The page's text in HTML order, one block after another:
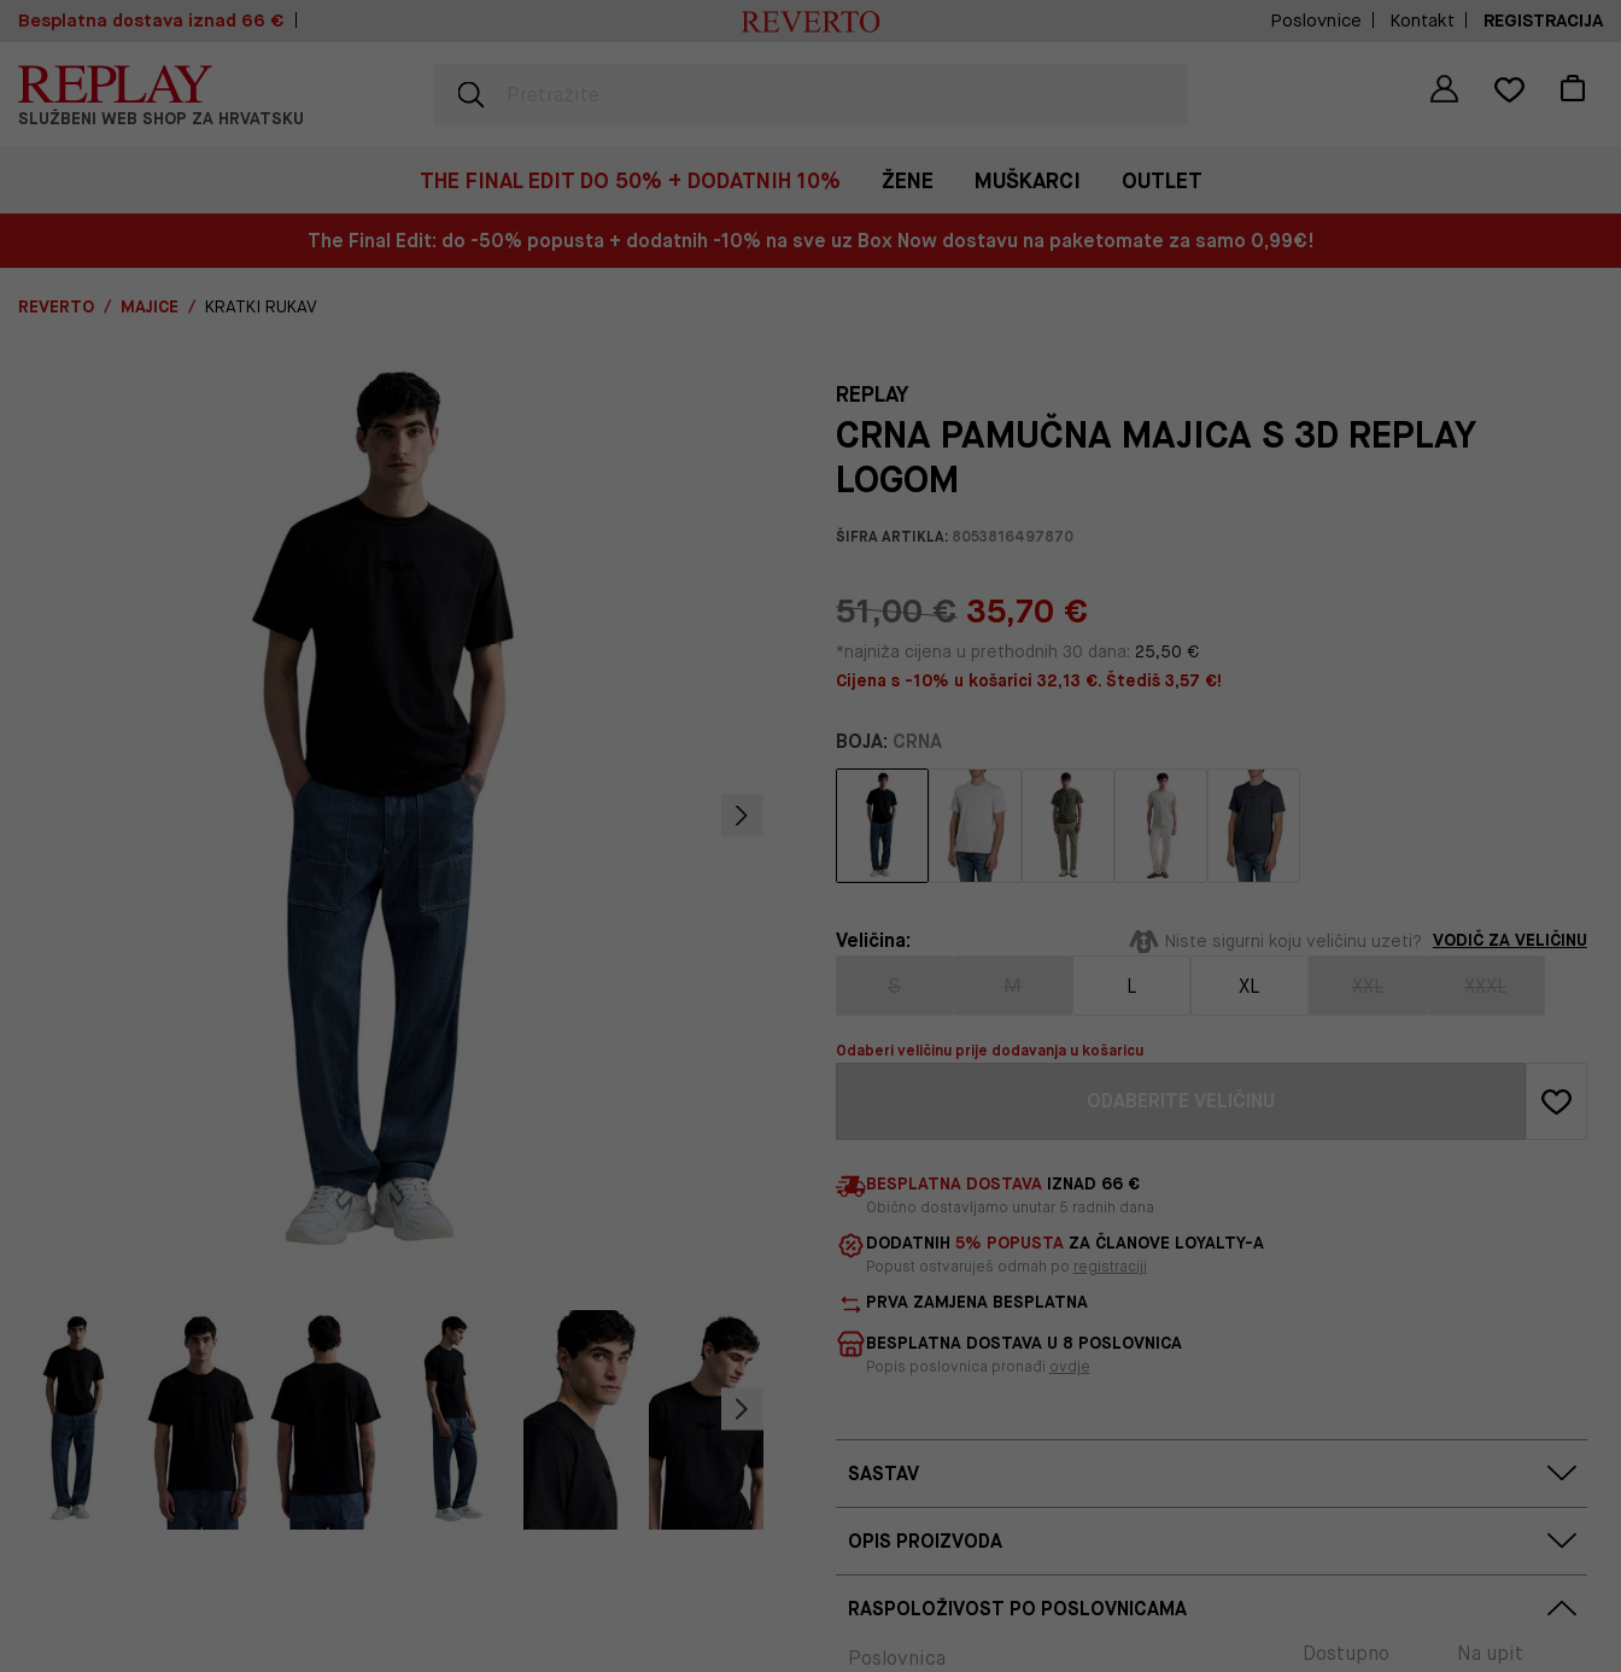
Besplatna dostava iznad 66 € Poslovnice Kontakt REGISTRACIJA
SLUŽBENI WEB SHOP ZA HRVATSKU
THE FINAL EDIT DO 50% + DODATNIH 10% ŽENE MUŠKARCI OUTLET
The Final Edit: do -50% popusta + dodatnih -10% na sve uz Box Now dostavu na paketomate za samo 0,99€!
REVERTO MAJICE KRATKI RUKAV
REPLAY
CRNA PAMUČNA MAJICA S 3D REPLAY
LOGOM
ŠIFRA ARTIKLA:8053816497870
51,00 € 35,70 €
*najniža cijena u prethodnih 30 dana: 25,50 €
Cijena s -10% u košarici 32,13 €. Štediš 3,57 €!
BOJA: CRNA
Veličina: Niste sigurni koju veličinu uzeti? VODIČ ZA VELIČINU
L XL
Odaberi veličinu prije dodavanja u košaricu
BESPLATNA DOSTAVAIZNAD 66 €
Obično dostavljamo unutar 5 radnih dana
DODATNIH 5% POPUSTAZA ČLANOVE LOYALTY-A
Popust ostvaruješ odmah po registraciji
PRVA ZAMJENA BESPLATNA
BESPLATNA DOSTAVA U 8 POSLOVNICA
Popis poslovnica pronađi ovdje
SASTAV
OPIS PROIZVODA
RASPOLOŽIVOST PO POSLOVNICAMA
Poslovnica
Dostupno
Na upit